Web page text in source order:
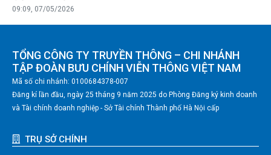
09:09, 07/05/2026
TỔNG CÔNG TY TRUYỀN THÔNG – CHI NHÁNH
TẬP ĐOÀN BƯU CHÍNH VIỄN THÔNG VIỆT NAM
Mã số chi nhánh: 0100684378-007
Đăng kí lần đầu, ngày 25 tháng 9 năm 2025 do Phòng Đăng ký kinh doanh
và Tài chính doanh nghiệp - Sở Tài chính Thành phố Hà Nội cấp
TRỤ SỞ CHÍNH